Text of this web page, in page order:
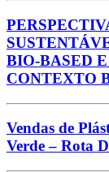
BIO-BASED
CONTEXTO
Vendas de
Verde – Rota